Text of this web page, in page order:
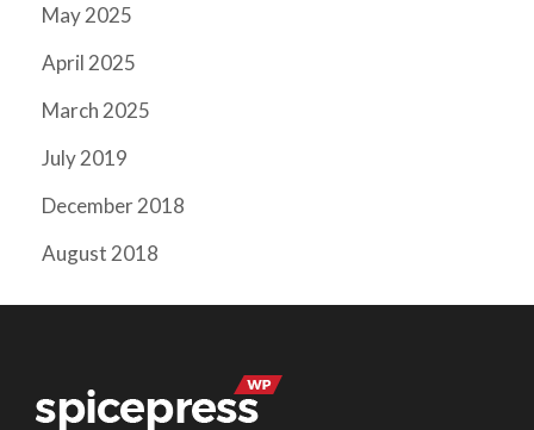
May 2025
April 2025
March 2025
July 2019
December 2018
August 2018